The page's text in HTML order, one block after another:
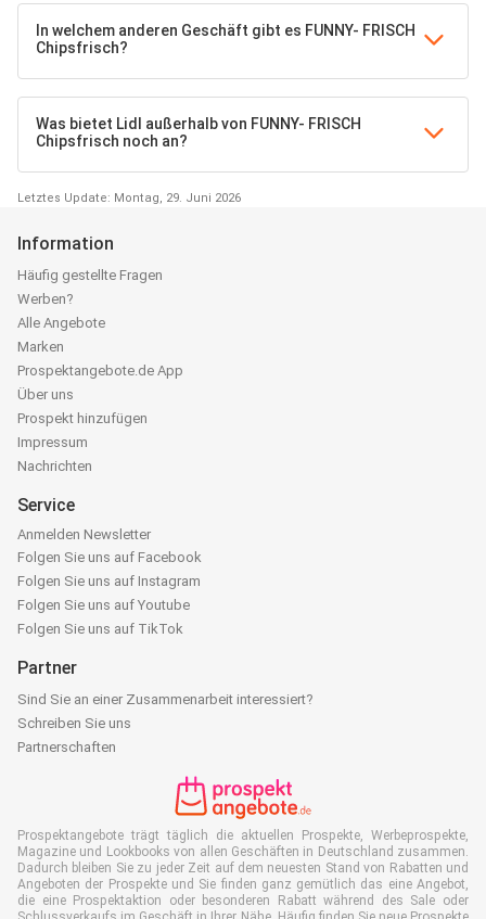
In welchem anderen Geschäft gibt es FUNNY- FRISCH
Chipsfrisch?
Was bietet Lidl außerhalb von FUNNY- FRISCH
Chipsfrisch noch an?
Letztes Update: Montag, 29. Juni 2026
Information
Häufig gestellte Fragen
Werben?
Alle Angebote
Marken
Prospektangebote.de App
Über uns
Prospekt hinzufügen
Impressum
Nachrichten
Service
Anmelden Newsletter
Folgen Sie uns auf Facebook
Folgen Sie uns auf Instagram
Folgen Sie uns auf Youtube
Folgen Sie uns auf TikTok
Partner
Sind Sie an einer Zusammenarbeit interessiert?
Schreiben Sie uns
Partnerschaften
Prospektangebote trägt täglich die aktuellen Prospekte, Werbeprospekte,
Magazine und Lookbooks von allen Geschäften in Deutschland zusammen.
Dadurch bleiben Sie zu jeder Zeit auf dem neuesten Stand von Rabatten und
Angeboten der Prospekte und Sie finden ganz gemütlich das eine Angebot,
die eine Prospektaktion oder besonderen Rabatt während des Sale oder